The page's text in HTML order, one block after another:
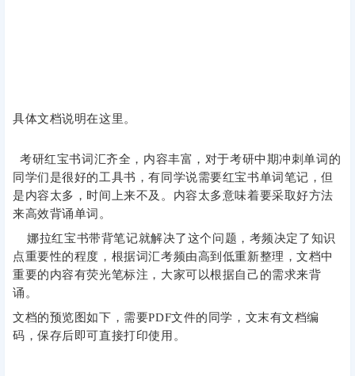
具体文档说明在这里。
考研红宝书词汇齐全，内容丰富，对于考研中期冲刺单词的
同学们是很好的工具书，有同学说需要红宝书单词笔记，但
是内容太多，时间上来不及。内容太多意味着要采取好方法
来高效背诵单词。
娜拉红宝书带背笔记就解决了这个问题，考频决定了知识
点重要性的程度，根据词汇考频由高到低重新整理，文档中
重要的内容有荧光笔标注，大家可以根据自己的需求来背
诵。
文档的预览图如下，需要PDF文件的同学，文末有文档编
码，保存后即可直接打印使用。